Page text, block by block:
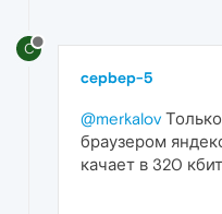
C
cepbep-5
@merkalov
браузером
качает в 320